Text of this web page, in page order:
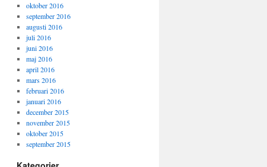
oktober 2016
september 2016
augusti 2016
juli 2016
juni 2016
maj 2016
april 2016
mars 2016
februari 2016
januari 2016
december 2015
november 2015
oktober 2015
september 2015